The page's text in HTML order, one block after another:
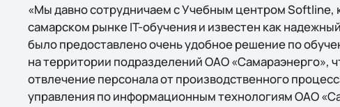
«Мы давно сотрудничаем с Учебным центром
самарском рынке IT-обучения и известен как
было предоставлено очень удобное решение по
на территории подразделений ОАО «Самараэнерго»,
отвлечение персонала от производственного
управления по информационным технологиям ОАО